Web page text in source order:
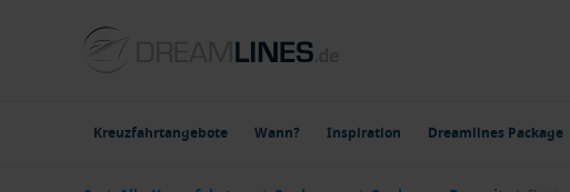
Kreuzfahrtangebote Wann? Inspiration Dreamlines Package